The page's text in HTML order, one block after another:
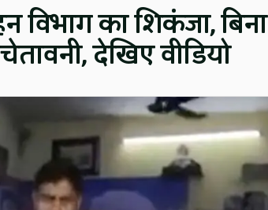
विभाग का शिकंजा, बिना
देखिए वीडियो